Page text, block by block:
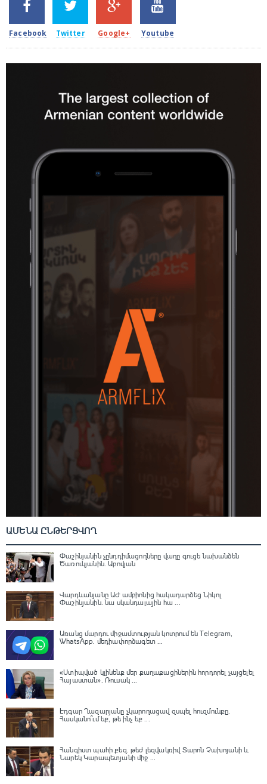
2k
Facebook
1.5k
Twitter
203
Google+
620
Youtube
ԱՄԵՆԱ ԸՆԹԵՐՑՎՈՂ
Փաշինյանին չընդդիմացողները վաղը գուցե նախանձեն
Ծառուկյանին. Աբովյան
Վարդևանյանը ԱԺ ամբիոնից հակադարձեց Նիկոլ
Փաշինյանին․ նա սկանդալային հա ...
Առանց մարդու միջամտության կոտրում են Telegram,
WhatsApp․ մեդիափորձագետ ...
«Ստիպված կլինենք մեր քաղաքացիներին հորդորել չայցելել
Հայաստան»․ Ռուսակ ...
Էդգար Ղազարյանը չկարողացավ զսպել հուզմունքը.
Հասկանո՞ւմ եք, թե ինչ եք ...
Հանգիստ պահի քեզ. թեժ լեզվակռիվ Տարոն Չախոյանի և
Նարեկ Կարապետյանի միջ ...